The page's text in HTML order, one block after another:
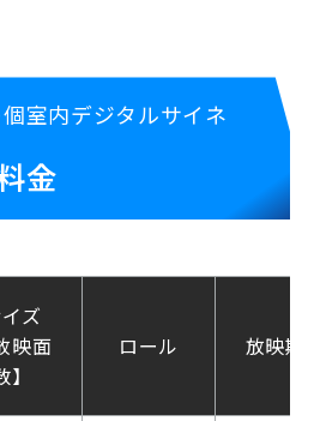
室内デジタルサイネ
金
ズ
映面
】
ロール 放映期